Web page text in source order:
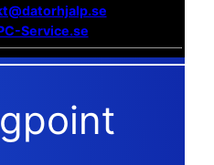
Service.se